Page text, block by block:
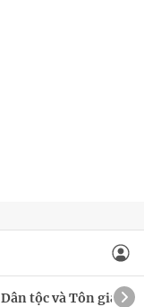
Dân tộc và Tôn giáo